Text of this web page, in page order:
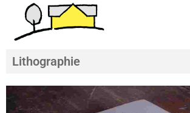
Lithographie